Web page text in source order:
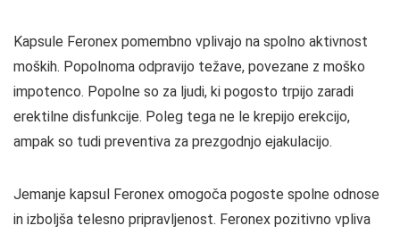
Kapsule Feronex pomembno vplivajo na spolno aktivnost
moških. Popolnoma odpravijo težave, povezane z moško
impotenco. Popolne so za ljudi, ki pogosto trpijo zaradi
erektilne disfunkcije. Poleg tega ne le krepijo erekcijo,
ampak so tudi preventiva za prezgodnjo ejakulacijo.
Jemanje kapsul Feronex omogoča pogoste spolne odnose
in izboljša telesno pripravljenost. Feronex pozitivno vpliva